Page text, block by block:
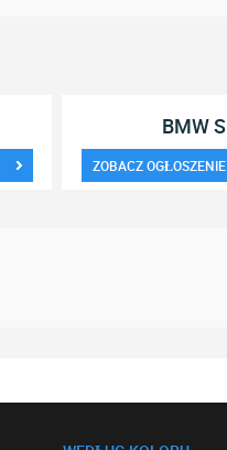
BMW S
ZOBACZ OGŁOSZENIE